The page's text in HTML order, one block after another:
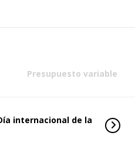
Presupuesto variable
internacional de la